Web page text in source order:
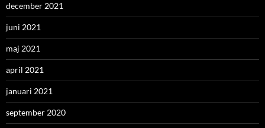
december 2021
juni 2021
maj 2021
april 2021
januari 2021
september 2020